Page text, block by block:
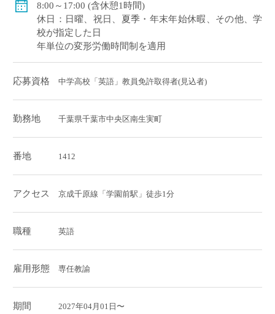
8:00～17:00 (含休憩1時間)
休日：日曜、祝日、夏季・年末年始休暇、その他、学
校が指定した日
年単位の変形労働時間制を適用
応募資格 中学高校「英語」教員免許取得者(見込者)
勤務地 千葉県千葉市中央区南生実町
番地 1412
アクセス 京成千原線「学園前駅」徒歩1分
職種 英語
雇用形態 専任教諭
期間 2027年04月01日〜